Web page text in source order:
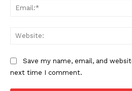
Save my name, email, and
next time I comment.